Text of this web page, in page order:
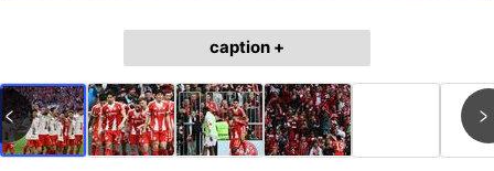
caption +